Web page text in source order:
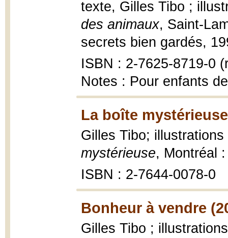
texte, Gilles Tibo ;
des animaux, Saint-
secrets bien gardés,
ISBN : 2-7625-8719-0
Notes : Pour enfants
La boîte
Gilles Tibo;
mystérieuse, Montréal
ISBN : 2-7644-0078-0
Bonheur à vendre
Gilles Tibo ;